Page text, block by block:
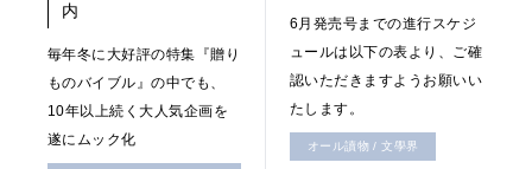
内
毎年冬に大好評の特集『贈り
ものバイブル』の中でも、
10年以上続く大人気企画を
遂にムック化
6月発売号までの進行スケジ
ュールは以下の表より、ご確
認いただきますようお願いい
たします。
オール讀物 / 文學界